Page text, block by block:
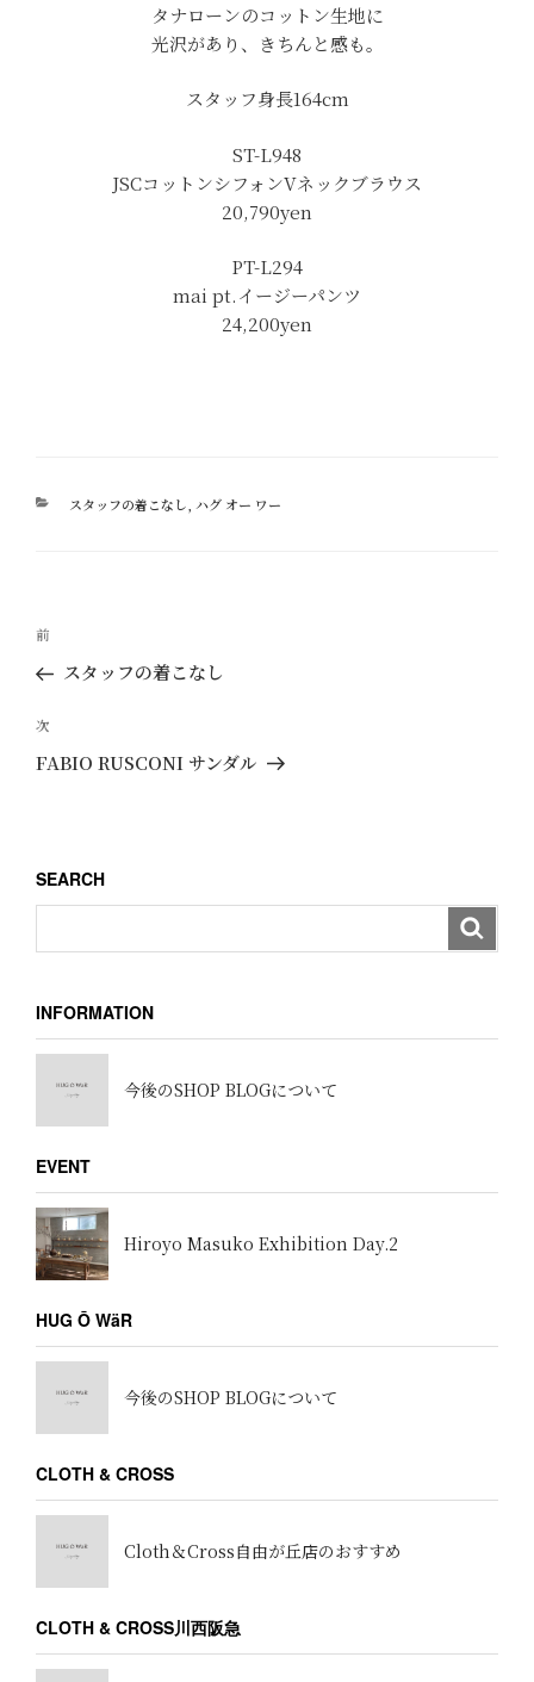
タナローンのコットン生地に
光沢があり、きちんと感も。
スタッフ身長164cm
ST-L948
JSCコットンシフォンVネックブラウス
20,790yen
PT-L294
mai pt.イージーパンツ
24,200yen
カ
スタッフの着こなし, ハグ オー ワー
投
ナ
ビ
ゲ
ン
過
去
投
稿
前
スタッフの着こなし
次
の
次
FABIO RUSCONI サンダル
SEARCH
INFORMATION
今後のSHOP BLOGについて
EVENT
Hiroyo Masuko Exhibition Day.2
HUG Ō WäR
今後のSHOP BLOGについて
CLOTH & CROSS
Cloth＆Cross自由が丘店のおすすめ
CLOTH & CROSS川西阪急